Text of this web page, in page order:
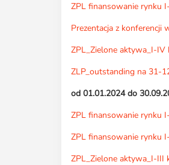
ZPL finansowanie rynku
Prezentacja z konferencji
ZPL_Zielone aktywa_I-
ZLP_outstanding na 31-
od 01.01.2024 do
ZPL finansowanie rynku
ZPL finansowanie rynku
ZPL_Zielone aktywa_I-III